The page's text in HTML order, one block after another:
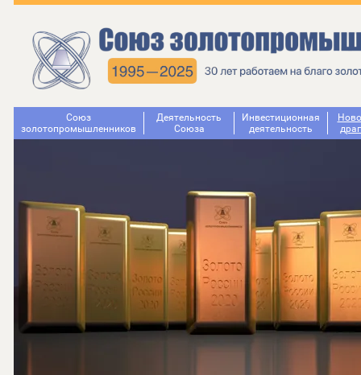
Союз
золотопромышленников
Деятельность
Cоюза
Инвестиционная
деятельность